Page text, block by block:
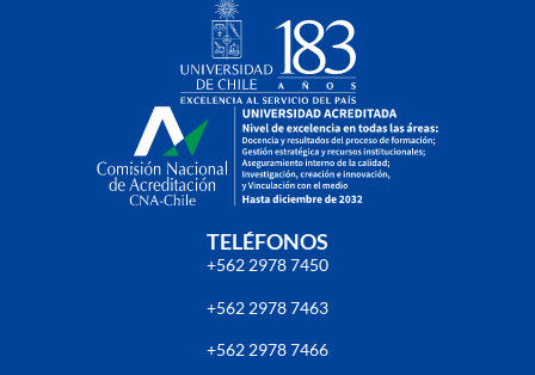
TELÉFONOS
+562 2978 7450
+562 2978 7463
+562 2978 7466